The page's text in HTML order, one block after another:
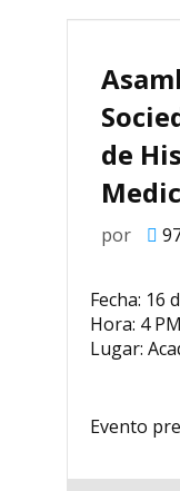
de
por
Fecha: 16
Hora: 4 PM
Lugar:
Evento